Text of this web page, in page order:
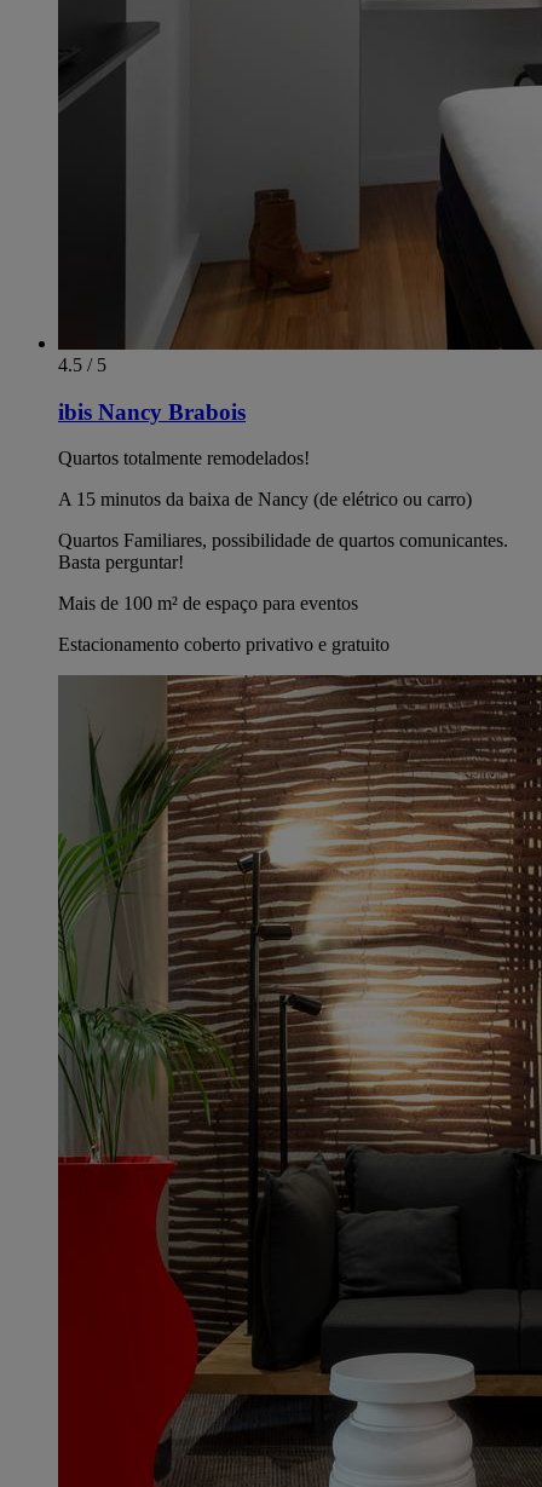
4.5 / 5
ibis Nancy Brabois
Quartos totalmente remodelados!
A 15 minutos da baixa de Nancy (de elétrico ou carro)
Quartos Familiares, possibilidade de quartos comunicantes.
Basta perguntar!
Mais de 100 m² de espaço para eventos
Estacionamento coberto privativo e gratuito